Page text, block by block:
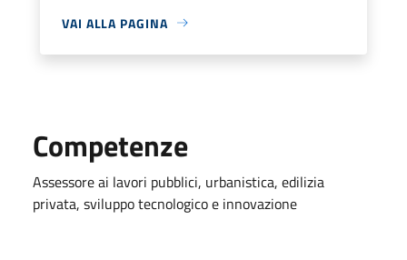
VAI ALLA PAGINA
Competenze
Assessore ai lavori pubblici, urbanistica, edilizia
privata, sviluppo tecnologico e innovazione